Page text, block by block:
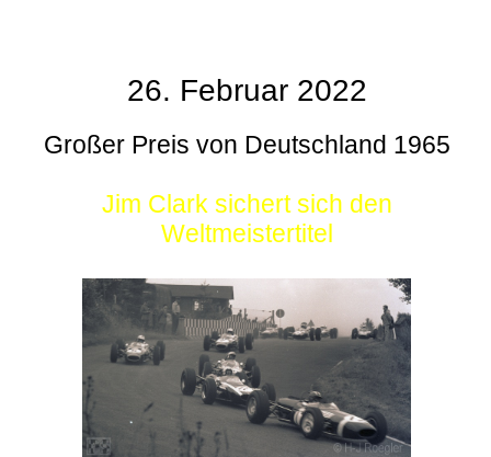
26. Februar 2022
Großer Preis von Deutschland 1965
Jim Clark sichert sich den
Weltmeistertitel